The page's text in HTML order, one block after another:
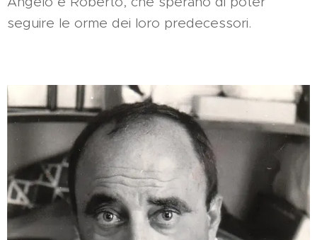
seguire le orme dei loro predecessori.